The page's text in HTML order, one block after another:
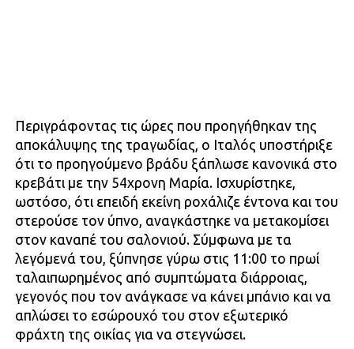
Περιγράφοντας τις ώρες που προηγήθηκαν της
αποκάλυψης της τραγωδίας, ο Ιταλός υποστήριξε
ότι το προηγούμενο βράδυ ξάπλωσε κανονικά στο
κρεβάτι με την 54χρονη Μαρία. Ισχυρίστηκε,
ωστόσο, ότι επειδή εκείνη ροχάλιζε έντονα και του
στερούσε τον ύπνο, αναγκάστηκε να μετακομίσει
στον καναπέ του σαλονιού. Σύμφωνα με τα
λεγόμενά του, ξύπνησε γύρω στις 11:00 το πρωί
ταλαιπωρημένος από συμπτώματα διάρροιας,
γεγονός που τον ανάγκασε να κάνει μπάνιο και να
απλώσει το εσώρουχό του στον εξωτερικό
φράχτη της οικίας για να στεγνώσει.